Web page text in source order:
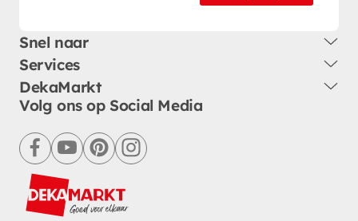
Snel naar
Services
DekaMarkt
Volg ons op Social Media
facebookyoutubepinterestinstagram